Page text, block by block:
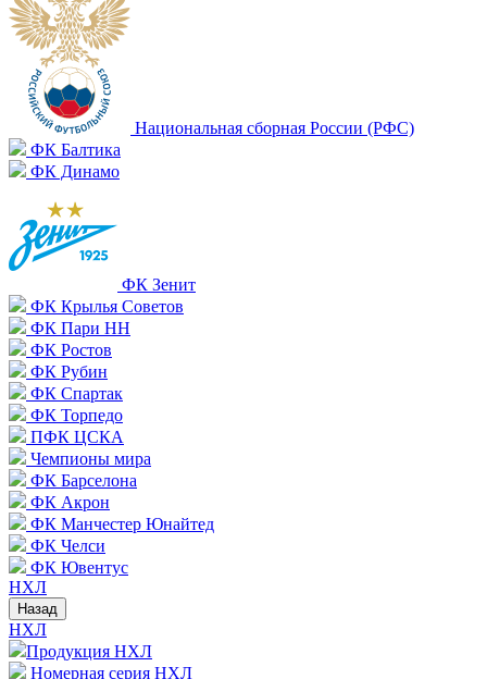
Национальная сборная России (РФС)
ФК Балтика
ФК Динамо
ФК Зенит
ФК Крылья Советов
ФК Пари НН
ФК Ростов
ФК Рубин
ФК Спартак
ФК Торпедо
ПФК ЦСКА
Чемпионы мира
ФК Барселона
ФК Акрон
ФК Манчестер Юнайтед
ФК Челси
ФК Ювентус
НХЛ
Назад
НХЛ
Продукция НХЛ
Номерная серия НХЛ